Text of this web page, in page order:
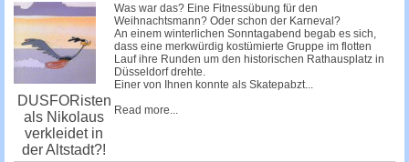
DUSFORisten
als Nikolaus
verkleidet in
der Altstadt?!
Was war das? Eine Fitnessübung für den
Weihnachtsmann? Oder schon der Karneval?
An einem winterlichen Sonntagabend begab es sich,
dass eine merkwürdig kostümierte Gruppe im flotten
Lauf ihre Runden um den historischen Rathausplatz in
Düsseldorf drehte.
Einer von Ihnen konnte als Skatepabzt...
Read more...